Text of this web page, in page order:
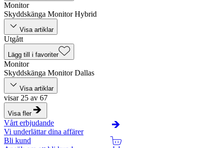
Monitor
Skyddskänga Monitor Hybrid
Visa artiklar
Utgått
Lägg till i favoriter
Monitor
Skyddskänga Monitor Dallas
Visa artiklar
visar 25 av 67
Visa fler
Vårt erbjudande
Vi underlättar dina affärer
Bli kund